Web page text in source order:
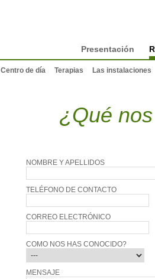
Presentación
Las instalaciones
Terapias
Centro de día
¿Qué
NOMBRE Y APELLIDOS
TELÉFONO DE CONTACTO
CORREO ELECTRÓNICO
COMO NOS HAS CONOCIDO?
MENSAJE